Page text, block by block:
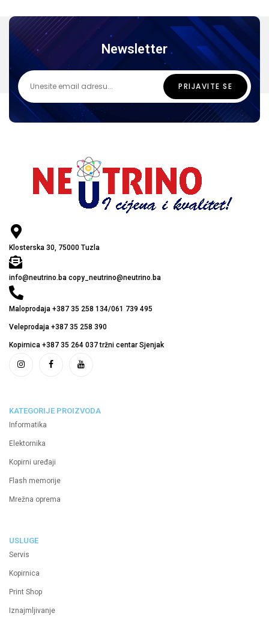
Newsletter
Klosterska 30, 75000 Tuzla
info@neutrino.ba copy_neutrino@neutrino.ba
Maloprodaja +387 35 258 134/061 739 495
Veleprodaja +387 35 258 390
Kopirnica +387 35 264 037 tržni centar Sjenjak
KATEGORIJE PROIZVODA
Informatika
Elektornika
Kopirni uređaji
Flash memorije
Mrežna oprema
USLUGE
Servis
Kopirnica
Print Shop
Iznajmljivanje